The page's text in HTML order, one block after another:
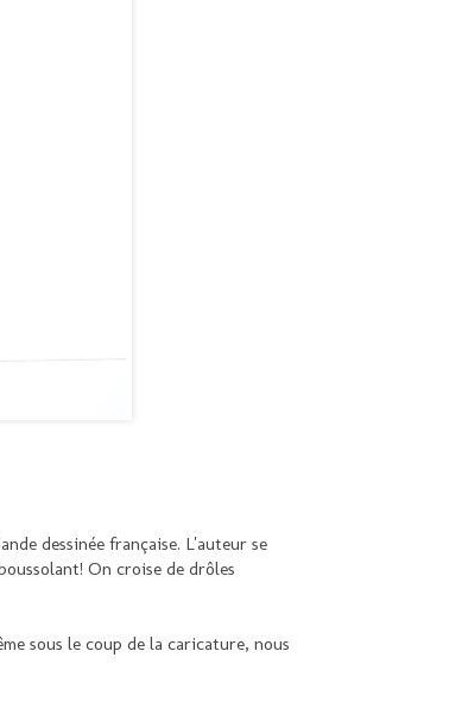
dessinée française. L'auteur se
On croise de drôles
sous le coup de la caricature, nous